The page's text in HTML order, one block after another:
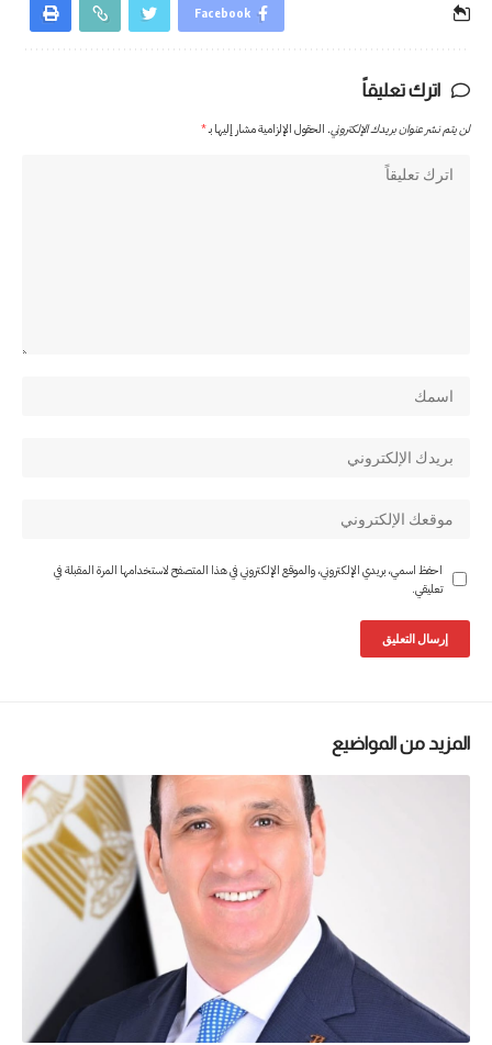
Facebook
اترك تعليقاً
لن يتم نشر عنوان بريدك الإلكتروني. الحقول الإلزامية مشار إليها بـ*
احفظ اسمي، بريدي الإلكتروني، والموقع الإلكتروني في هذا المتصفح لاستخدامها المرة المقبلة في
تعليقي.
المزيد من المواضيع